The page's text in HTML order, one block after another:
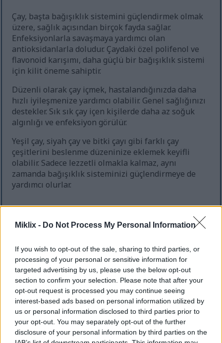
Miklix - Do Not Process My Personal Information
If you wish to opt-out of the sale, sharing to third parties, or
processing of your personal or sensitive information for
targeted advertising by us, please use the below opt-out
section to confirm your selection. Please note that after your
opt-out request is processed you may continue seeing
interest-based ads based on personal information utilized by
us or personal information disclosed to third parties prior to
your opt-out. You may separately opt-out of the further
disclosure of your personal information by third parties on the
Çay, başta bağışıklık sistemini güçlendirmek olmak
üzere, sağlık açısından birçok fayda sağlar.
Enfeksiyonlarla savaşmaya yardımcı olan
antioksidanlarla doludur. Çaydaki özel polifenol ve
flavonoid karışımı, daha güçlü bir bağışıklık sistemi
için kilit öneme sahiptir.
Düzenli olarak çay içmek, hastalandığınızda daha
hızlı iyileşmenize yardımcı olabilir. Genel sağlığınızı
destekler. Sık sık çay içen kişilerde daha az soğuk
algınlığı ve enfeksiyon görülür.
Yeşil çay, siyah çay ve bitki çayı gibi farklı çay
çeşitlerini beslenme düzeninize eklemek keyifli
olabilir. Sadece lezzetli olmakla kalmaz, aynı
zamanda bağışıklık sisteminizi güçlendirmeye de
yardımcı olurlar.
Çay ve Kanser Önleme
Çayın sağlık yararlarını anlamak için araştırmalar
devam ediyor ve özellikle kanser önleme üzerine
yoğunlaşılıyor. Çalışmalar, çay içenlerin bazı kanser
türlerine yakalanma riskinin daha düşük
olabileceğini gösteriyor. Bunun anahtarı, kanserle
savaştığı düşünülen EGCG gibi polifenollerde
yatıyor.
İşte çay ve kanser önleme hakkında bazı önemli